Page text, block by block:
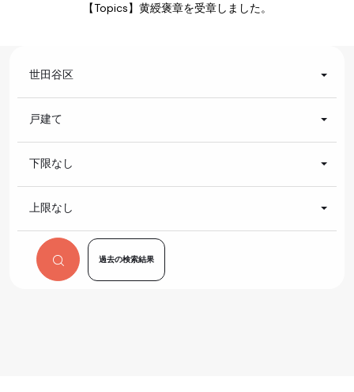
【Topics】黄綬褒章を受章しました。
世田谷区
戸建て
下限なし
上限なし
過去の検索結果